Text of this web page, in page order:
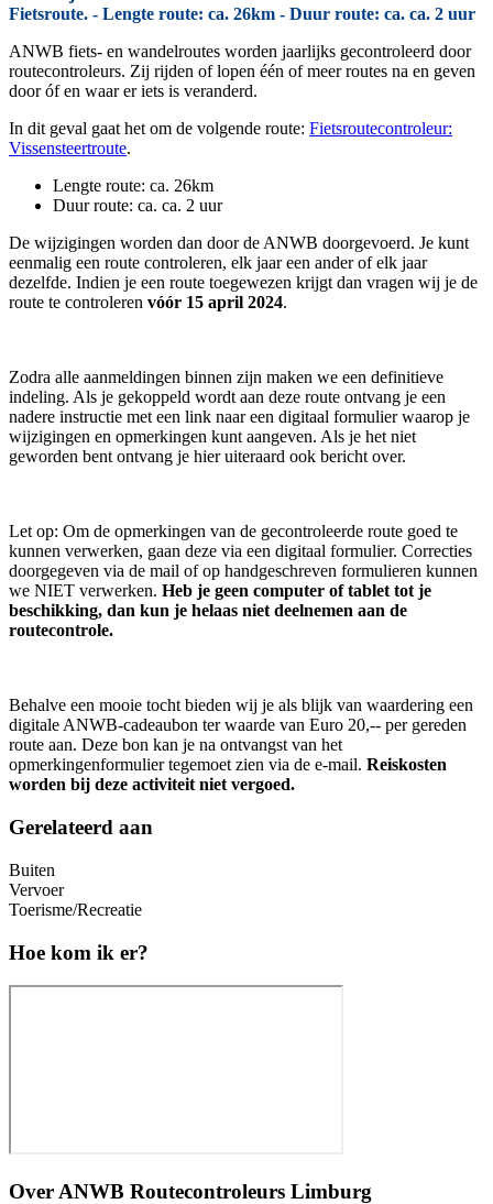
Fietsroute. - Lengte route: ca. 26km - Duur route: ca. ca. 2 uur
ANWB fiets- en wandelroutes worden jaarlijks gecontroleerd door
routecontroleurs. Zij rijden of lopen één of meer routes na en geven
door óf en waar er iets is veranderd.
In dit geval gaat het om de volgende route: Fietsroutecontroleur:
Vissensteertroute.
Lengte route: ca. 26km
Duur route: ca. ca. 2 uur
De wijzigingen worden dan door de ANWB doorgevoerd. Je kunt
eenmalig een route controleren, elk jaar een ander of elk jaar
dezelfde. Indien je een route toegewezen krijgt dan vragen wij je de
route te controleren vóór 15 april 2024.
Zodra alle aanmeldingen binnen zijn maken we een definitieve
indeling. Als je gekoppeld wordt aan deze route ontvang je een
nadere instructie met een link naar een digitaal formulier waarop je
wijzigingen en opmerkingen kunt aangeven. Als je het niet
geworden bent ontvang je hier uiteraard ook bericht over.
Let op: Om de opmerkingen van de gecontroleerde route goed te
kunnen verwerken, gaan deze via een digitaal formulier. Correcties
doorgegeven via de mail of op handgeschreven formulieren kunnen
we NIET verwerken. Heb je geen computer of tablet tot je
beschikking, dan kun je helaas niet deelnemen aan de
routecontrole.
Behalve een mooie tocht bieden wij je als blijk van waardering een
digitale ANWB-cadeaubon ter waarde van Euro 20,-- per gereden
route aan. Deze bon kan je na ontvangst van het
opmerkingenformulier tegemoet zien via de e-mail. Reiskosten
worden bij deze activiteit niet vergoed.
Gerelateerd aan
Buiten
Vervoer
Toerisme/Recreatie
Hoe kom ik er?
Over ANWB Routecontroleurs Limburg